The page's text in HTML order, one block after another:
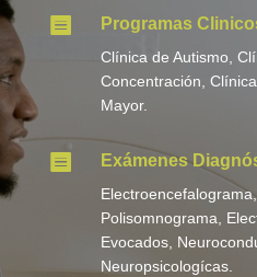
 Programas
Clínica de Autismo,
Concentración,
Mayor.
 Exámenes
Polisomnograma,
Evocados,
Neuropsicologícas.